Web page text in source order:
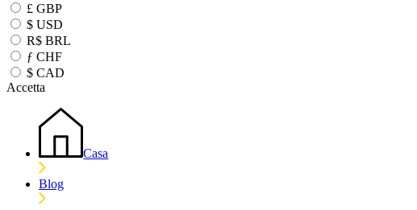
£ GBP
$ USD
R$ BRL
ƒ CHF
$ CAD
Accetta
Casa
Blog